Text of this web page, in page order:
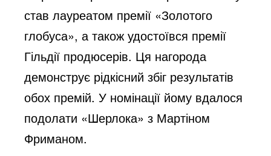
став лауреатом премії «Золотого
глобуса», а також удостоївся премії
Гільдії продюсерів. Ця нагорода
демонструє рідкісний збіг результатів
обох премій. У номінації йому вдалося
подолати «Шерлока» з Мартіном
Фриманом.